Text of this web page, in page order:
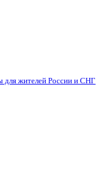
для жителей России и СНГ